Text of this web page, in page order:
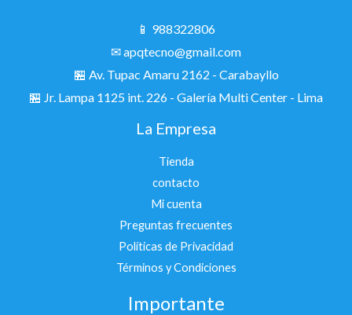
📱 988322806
✉ apqtecno@gmail.com
🏪 Av. Tupac Amaru 2162 - Carabayllo
🏪 Jr. Lampa 1125 int. 226 - Galería Multi Center - Lima
La Empresa
Tienda
contacto
Mi cuenta
Preguntas frecuentes
Políticas de Privacidad
Términos y Condiciones
Importante